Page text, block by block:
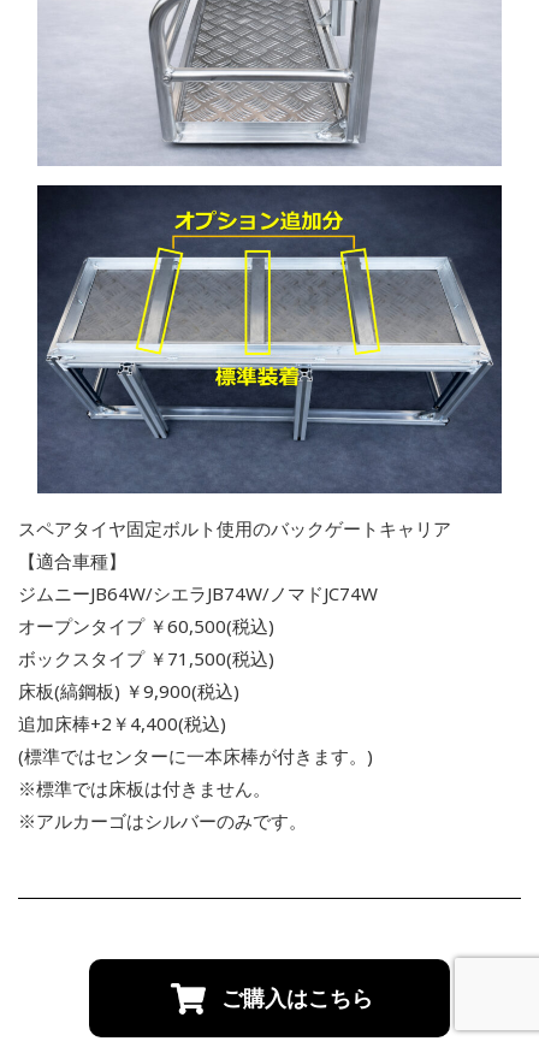
スペアタイヤ固定ボルト使用のバックゲートキャリア
【適合車種】
ジムニーJB64W/シエラJB74W/ノマドJC74W
オープンタイプ ￥60,500(税込)
ボックスタイプ ￥71,500(税込)
床板(縞鋼板) ￥9,900(税込)
追加床棒+2￥4,400(税込)
(標準ではセンターに一本床棒が付きます。)
※標準では床板は付きません。
※アルカーゴはシルバーのみです。
ご購入はこちら